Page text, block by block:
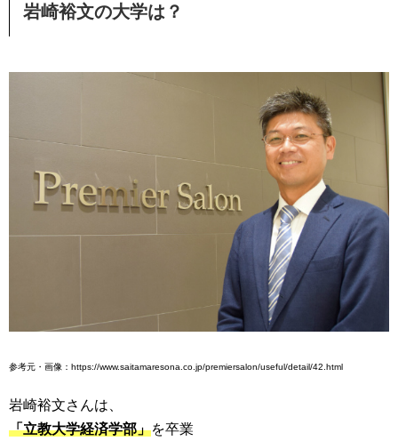
岩崎裕文の大学は？
参考元・画像：https://www.saitamaresona.co.jp/premiersalon/useful/detail/42.html
岩崎裕文さんは、
「立教大学経済学部」を卒業